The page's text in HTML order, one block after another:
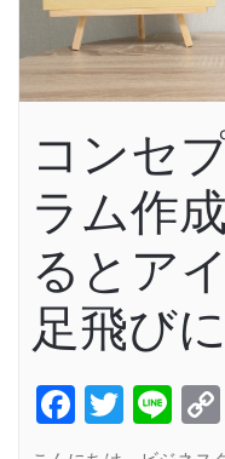
コンセ
ラム作
るとア
足飛び
Facebook
Twitter
Line